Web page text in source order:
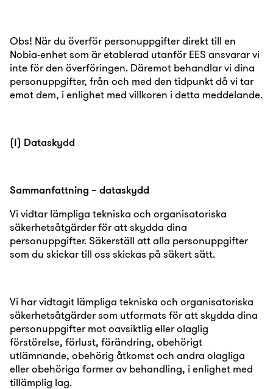
Obs! När du överför personuppgifter direkt till en
Nobia-enhet som är etablerad utanför EES ansvarar vi
inte för den överföringen. Däremot behandlar vi dina
personuppgifter, från och med den tidpunkt då vi tar
emot dem, i enlighet med villkoren i detta meddelande.
(I) Dataskydd
Sammanfattning – dataskydd
Vi vidtar lämpliga tekniska och organisatoriska
säkerhetsåtgärder för att skydda dina
personuppgifter. Säkerställ att alla personuppgifter
som du skickar till oss skickas på säkert sätt.
Vi har vidtagit lämpliga tekniska och organisatoriska
säkerhetsåtgärder som utformats för att skydda dina
personuppgifter mot oavsiktlig eller olaglig
förstörelse, förlust, förändring, obehörigt
utlämnande, obehörig åtkomst och andra olagliga
eller obehöriga former av behandling, i enlighet med
tillämplig lag.